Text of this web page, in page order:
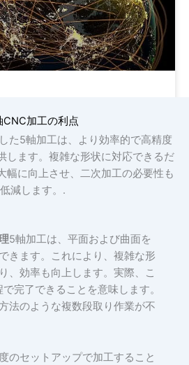
CNC加工の利点
た5軸加工は、より効率的で高精度
します。複雑な形状に対応できるだ
幅に向上させ、二次加工の必要性も
低減します。.
5軸加工は、平面および曲面を
きます。これにより、複雑な形
、効率も向上します。実際、こ
完了できることを意味します。
法のような複数段取り作業が不
のセットアップで加工すること